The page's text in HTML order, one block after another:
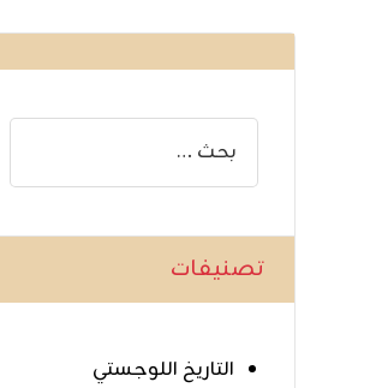
تصنيفات
التاريخ اللوجستي